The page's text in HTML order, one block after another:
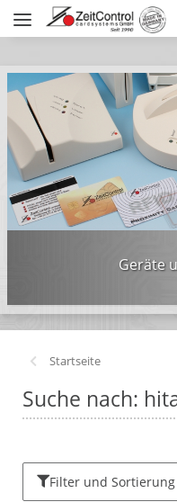
Geräte
Startseite
Suche nach:
Filter und Sortierung